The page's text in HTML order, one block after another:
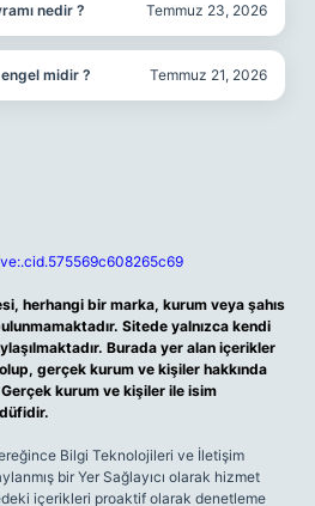
nedir ? Temmuz 23, 2026
midir ? Temmuz 21, 2026
herhangi bir marka, kurum veya şahıs
Sitede yalnızca kendi
Burada yer alan içerikler
gerçek kurum ve kişiler hakkında
kurum ve kişiler ile isim
Bilgi Teknolojileri ve İletişim
bir Yer Sağlayıcı olarak hizmet
içerikleri proaktif olarak denetleme